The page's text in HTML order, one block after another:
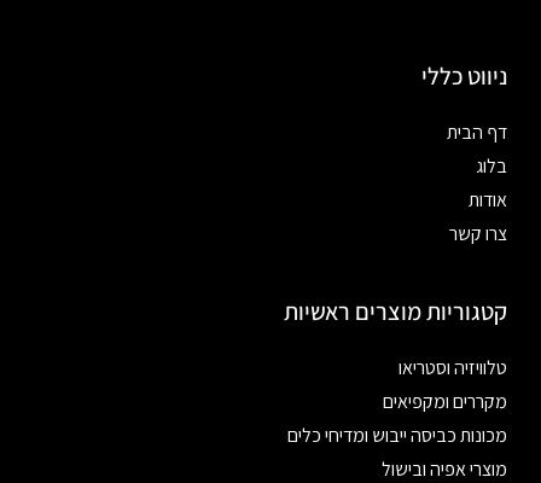
ניווט כללי
דף הבית
בלוג
אודות
צרו קשר
קטגוריות מוצרים ראשיות
טלוויזיה וסטריאו
מקררים ומקפיאים
מכונות כביסה ייבוש ומדיחי כלים
מוצרי אפיה ובישול